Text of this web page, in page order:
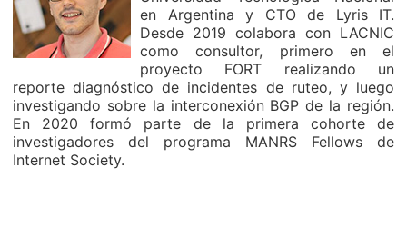
en Argentina y CTO de Lyris IT.
Desde 2019 colabora con LACNIC
como consultor, primero en el
proyecto FORT realizando un
reporte diagnóstico de incidentes de ruteo, y luego
investigando sobre la interconexión BGP de la región.
En 2020 formó parte de la primera cohorte de
investigadores del programa MANRS Fellows de
Internet Society.